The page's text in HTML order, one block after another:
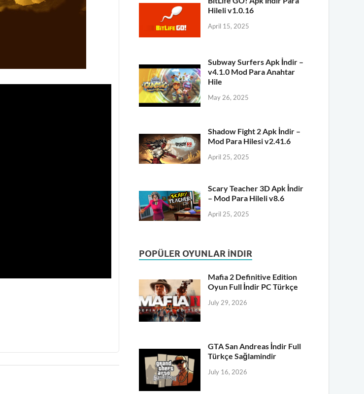
Hileli v1.0.16
April 15, 2025
Subway Surfers Apk İndir –
v4.1.0 Mod Para Anahtar
Hile
May 26, 2025
Shadow Fight 2 Apk İndir –
Mod Para Hilesi v2.41.6
April 25, 2025
Scary Teacher 3D Apk İndir
– Mod Para Hileli v8.6
April 25, 2025
POPÜLER OYUNLAR İNDIR
Mafia 2 Definitive Edition
Oyun Full İndir PC Türkçe
July 29, 2026
GTA San Andreas İndir Full
Türkçe Sağlamindir
July 16, 2026